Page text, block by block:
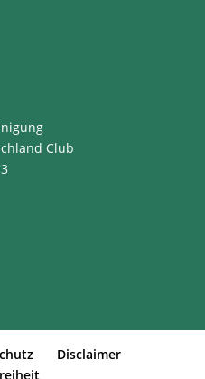
Club
Disclaimer